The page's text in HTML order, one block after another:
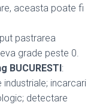
aceasta poate fi
pastrarea
grade peste 0.
BUCURESTI:
incarcari
detectare